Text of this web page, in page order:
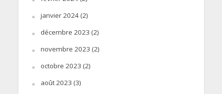
janvier 2024(2)
décembre 2023 (2)
novembre 2023 (2)
octobre 2023 (2)
août 2023 (3)